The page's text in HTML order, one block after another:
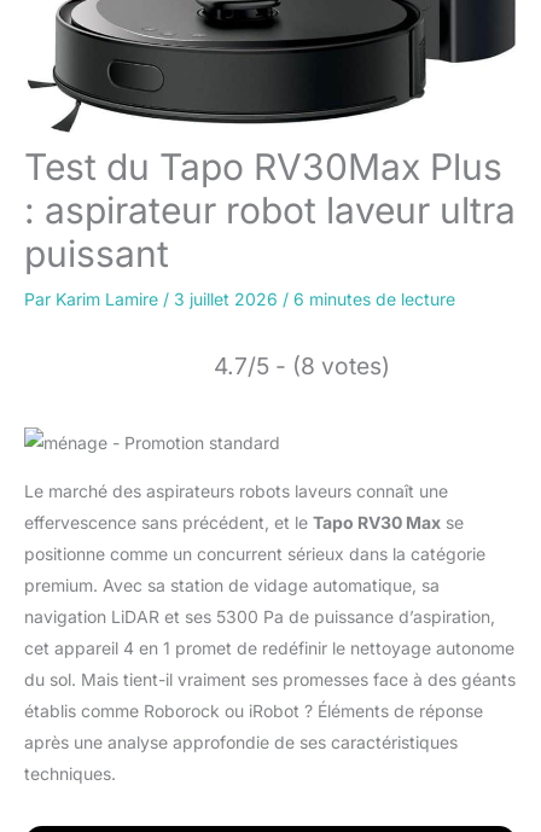
Test du Tapo RV30Max Plus
: aspirateur robot laveur ultra
puissant
Par Karim Lamire / 3 juillet 2026 / 6 minutes de lecture
4.7/5 - (8 votes)
Le marché des aspirateurs robots laveurs connaît une
effervescence sans précédent, et le Tapo RV30 Max se
positionne comme un concurrent sérieux dans la catégorie
premium. Avec sa station de vidage automatique, sa
navigation LiDAR et ses 5300 Pa de puissance d’aspiration,
cet appareil 4 en 1 promet de redéfinir le nettoyage autonome
du sol. Mais tient-il vraiment ses promesses face à des géants
établis comme Roborock ou iRobot ? Éléments de réponse
après une analyse approfondie de ses caractéristiques
techniques.